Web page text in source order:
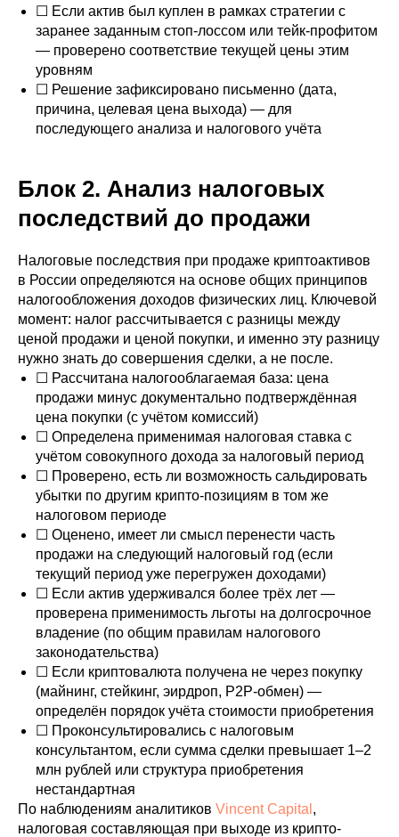
☐ Если актив был куплен в рамках стратегии с
заранее заданным стоп-лоссом или тейк-профитом
— проверено соответствие текущей цены этим
уровням
☐ Решение зафиксировано письменно (дата,
причина, целевая цена выхода) — для
последующего анализа и налогового учёта
Блок 2. Анализ налоговых
последствий до продажи
Налоговые последствия при продаже криптоактивов
в России определяются на основе общих принципов
налогообложения доходов физических лиц. Ключевой
момент: налог рассчитывается с разницы между
ценой продажи и ценой покупки, и именно эту разницу
нужно знать до совершения сделки, а не после.
☐ Рассчитана налогооблагаемая база: цена
продажи минус документально подтверждённая
цена покупки (с учётом комиссий)
☐ Определена применимая налоговая ставка с
учётом совокупного дохода за налоговый период
☐ Проверено, есть ли возможность сальдировать
убытки по другим крипто-позициям в том же
налоговом периоде
☐ Оценено, имеет ли смысл перенести часть
продажи на следующий налоговый год (если
текущий период уже перегружен доходами)
☐ Если актив удерживался более трёх лет —
проверена применимость льготы на долгосрочное
владение (по общим правилам налогового
законодательства)
☐ Если криптовалюта получена не через покупку
(майнинг, стейкинг, эирдроп, P2P-обмен) —
определён порядок учёта стоимости приобретения
☐ Проконсультировались с налоговым
консультантом, если сумма сделки превышает 1–2
млн рублей или структура приобретения
нестандартная
По наблюдениям аналитиков Vincent Capital ,
налоговая составляющая при выходе из крипто-